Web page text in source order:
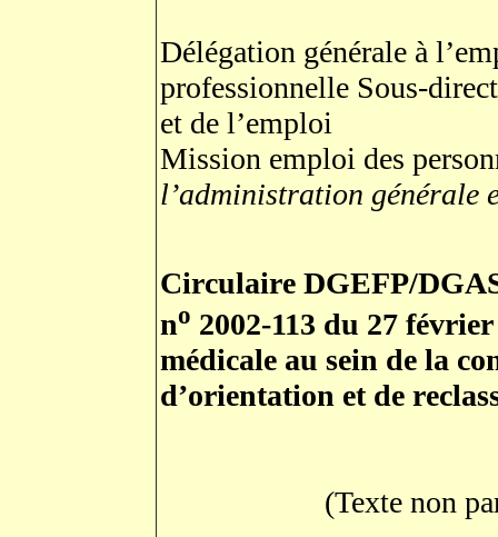
Délégation générale à
professionnelle Sous-
et de l’emploi
Mission emploi des
l’administration générale
Circulaire DGEFP/
no 2002-113 du 27
médicale au sein de la
d’orientation et de
(Texte non